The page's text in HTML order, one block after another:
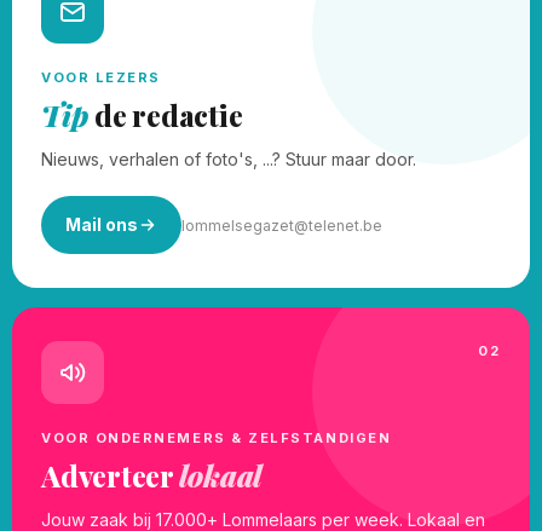
VOOR LEZERS
Tipde redactie
Nieuws, verhalen of foto's, ...? Stuur maar door.
Mail ons lommelsegazet@telenet.be
02
VOOR ONDERNEMERS & ZELFSTANDIGEN
Adverteerlokaal
Jouw zaak bij 17.000+ Lommelaars per week. Lokaal en